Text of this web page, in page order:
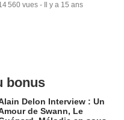
560 vues - Il y a 15 ans
bonus
Delon Interview : Un
de Swann, Le